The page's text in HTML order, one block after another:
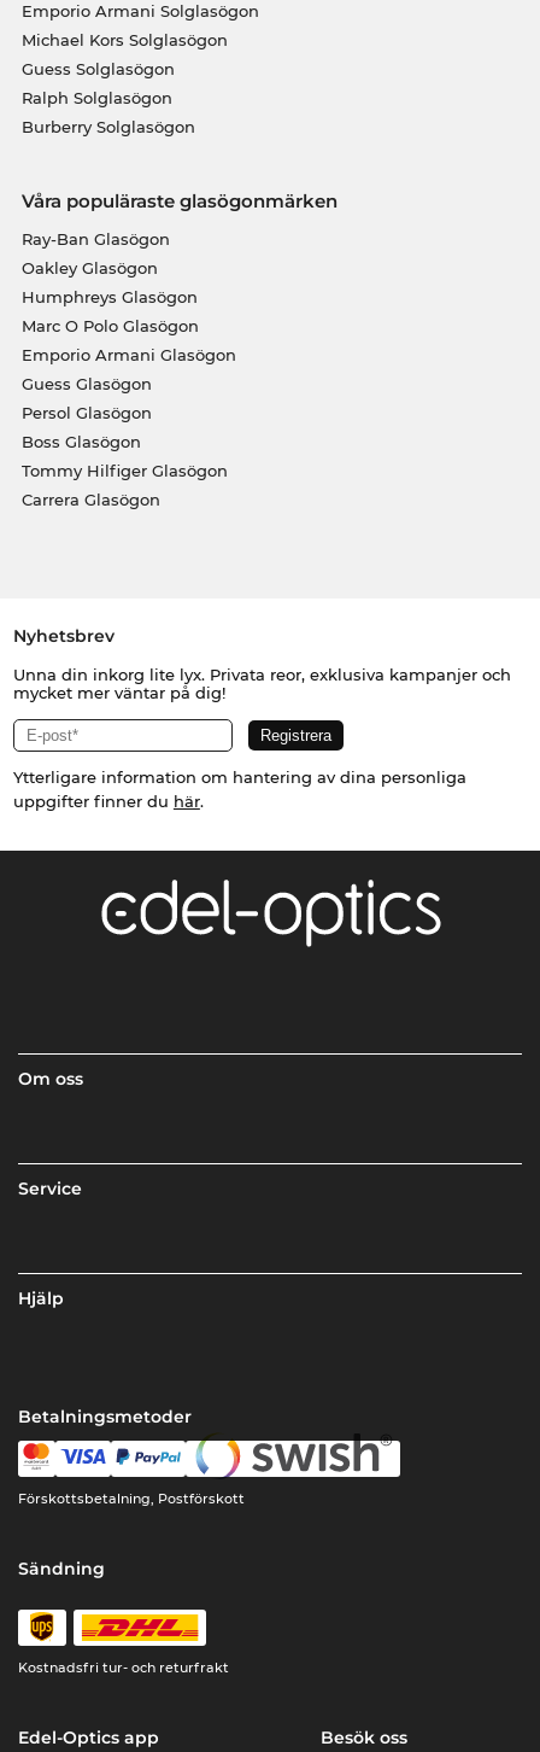
Emporio Armani Solglasögon
Michael Kors Solglasögon
Guess Solglasögon
Ralph Solglasögon
Burberry Solglasögon
Våra populäraste glasögonmärken
Ray-Ban Glasögon
Oakley Glasögon
Humphreys Glasögon
Marc O Polo Glasögon
Emporio Armani Glasögon
Guess Glasögon
Persol Glasögon
Boss Glasögon
Tommy Hilfiger Glasögon
Carrera Glasögon
Nyhetsbrev
Unna din inkorg lite lyx. Privata reor, exklusiva kampanjer och
mycket mer väntar på dig!
Ytterligare information om hantering av dina personliga
uppgifter finner du här.
Om oss
Service
Hjälp
Betalningsmetoder
Förskottsbetalning, Postförskott
Sändning
Kostnadsfri tur- och returfrakt
Edel-Optics app Besök oss